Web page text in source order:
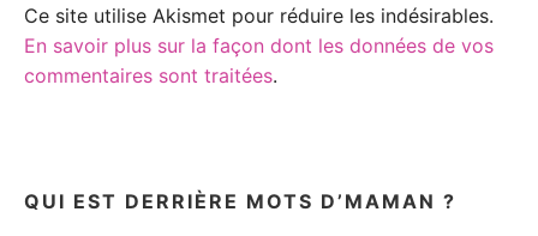
Ce site utilise Akismet pour réduire les indésirables.
En savoir plus sur la façon dont les données de vos
commentaires sont traitées.
QUI EST DERRIÈRE MOTS D’MAMAN ?